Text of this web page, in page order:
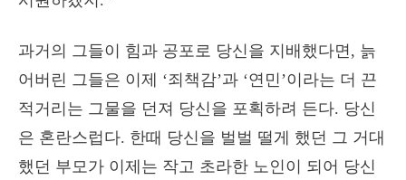
과거의 그들이 힘과 공포로 당신을 지배했다면, 늙
어버린 그들은 이제 ‘죄책감’과 ‘연민’이라는 더 끈
적거리는 그물을 던져 당신을 포획하려 든다. 당신
은 혼란스럽다. 한때 당신을 벌벌 떨게 했던 그 거대
했던 부모가 이제는 작고 초라한 노인이 되어 당신